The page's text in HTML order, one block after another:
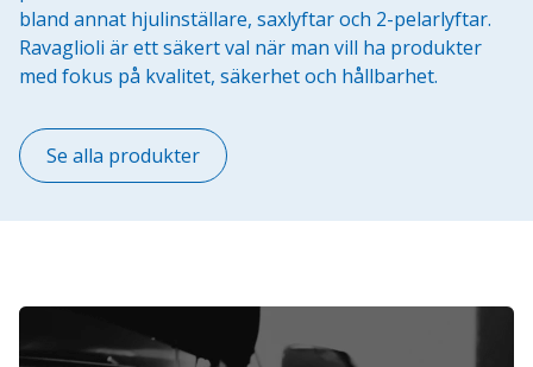
bland annat hjulinställare, saxlyftar och 2-pelarlyftar.
Ravaglioli är ett säkert val när man vill ha produkter
med fokus på kvalitet, säkerhet och hållbarhet.
Se alla produkter